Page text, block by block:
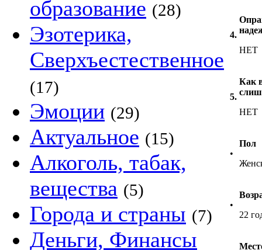
образование (28)
Эзотерика,
Сверхъестественное
(17)
Эмоции (29)
Актуальное (15)
Алкоголь, табак,
вещества (5)
Города и страны (7)
Деньги, Финансы
4.
НЕТ
5.
Как
НЕТ
•
Пол
•
22